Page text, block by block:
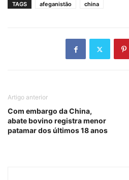
TAGS
afeganistão china
Artigo anterior
Com embargo da China,
abate bovino registra menor
patamar dos últimos 18 anos